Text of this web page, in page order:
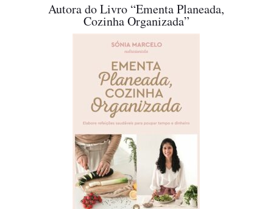
Autora do Livro “Ementa Planeada,
Cozinha Organizada”